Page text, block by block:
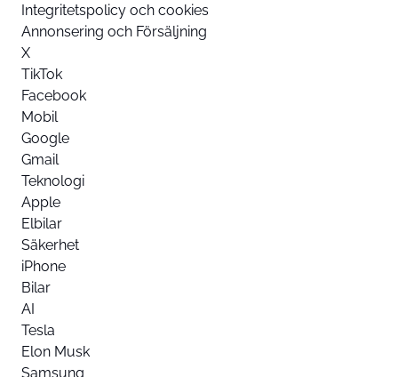
Integritetspolicy och cookies
Annonsering och Försäljning
X
TikTok
Facebook
Mobil
Google
Gmail
Teknologi
Apple
Elbilar
Säkerhet
iPhone
Bilar
AI
Tesla
Elon Musk
Samsung